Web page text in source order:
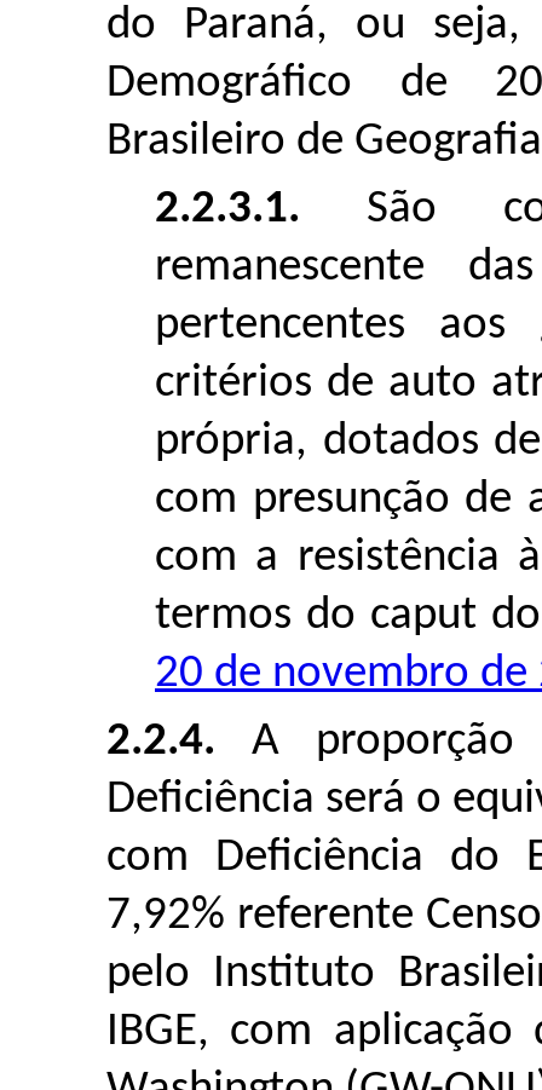
do Paraná, ou
Demográfico de
Brasileiro de
2.2.3.1. São
remanescente
pertencentes aos
critérios de auto
própria, dotados
com presunção de
com a resistência
termos do caput
20 de novembro de
2.2.4. A proporção
Deficiência será o
com Deficiência do
7,92% referente
pelo Instituto
IBGE, com